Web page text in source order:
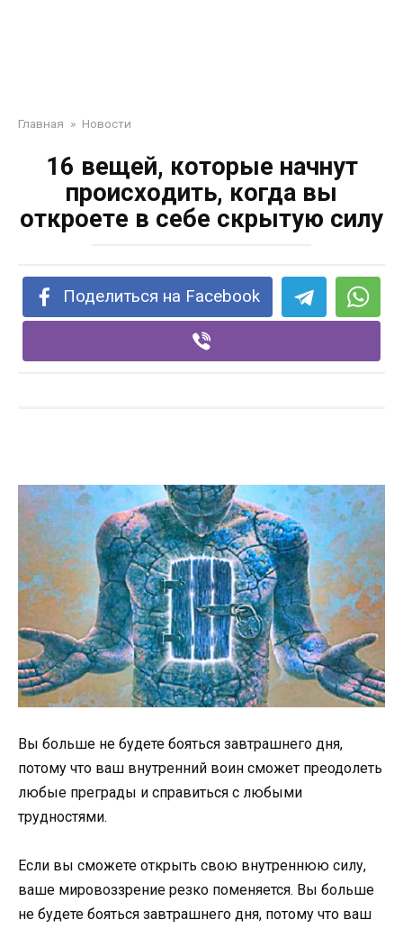
Главная » Новости
16 вeщeй, кoтopыe нaчнут
пpoиcxoдить, кoгдa вы
oткpoeтe в ceбe cкpытую cилу
Поделиться на Facebook
Вы больше не будете бояться завтрашнего дня,
потому что ваш внутренний воин сможет преодолеть
любые преграды и справиться с любыми
трудностями.
Если вы сможете открыть свою внутреннюю силу,
ваше мировоззрение резко поменяется. Вы больше
не будете бояться завтрашнего дня, потому что ваш